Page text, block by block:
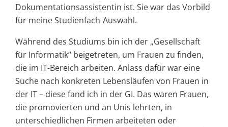
Dokumentationsassistentin ist. Sie war das Vorbild
für meine Studienfach-Auswahl.
Während des Studiums bin ich der „Gesellschaft
für Informatik“ beigetreten, um Frauen zu finden,
die im IT-Bereich arbeiten. Anlass dafür war eine
Suche nach konkreten Lebensläufen von Frauen in
der IT – diese fand ich in der GI. Das waren Frauen,
die promovierten und an Unis lehrten, in
unterschiedlichen Firmen arbeiteten oder